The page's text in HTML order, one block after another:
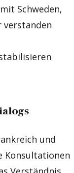
Schweden,
verstanden
und
Konsultationen